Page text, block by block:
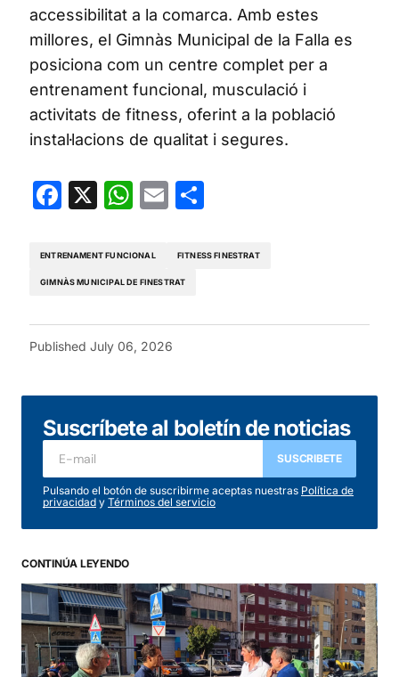
accessibilitat a la comarca. Amb estes
millores, el Gimnàs Municipal de la Falla es
posiciona com un centre complet per a
entrenament funcional, musculació i
activitats de fitness, oferint a la població
instal·lacions de qualitat i segures.
Facebook
X WhatsApp
Email
ENTRENAMENT FUNCIONAL FITNESS FINESTRAT
GIMNÀS MUNICIPAL DE FINESTRAT
Published July 06, 2026
Suscríbete al boletín de noticias
SUSCRIBETE
Pulsando el botón de suscribirme aceptas nuestras Política de
privacidad y Términos del servicio
CONTINÚA LEYENDO